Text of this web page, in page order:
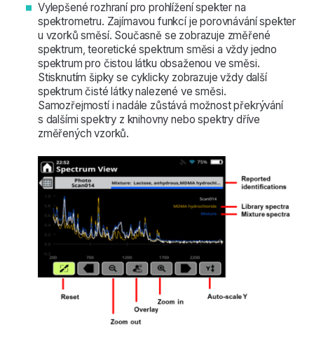
Vylepšené rozhraní pro prohlížení spekter na
spektrometru. Zajímavou funkcí je porovnávání spekter
u vzorků směsí. Současně se zobrazuje změřené
spektrum, teoretické spektrum směsi a vždy jedno
spektrum pro čistou látku obsaženou ve směsi.
Stisknutím šipky se cyklicky zobrazuje vždy další
spektrum čisté látky nalezené ve směsi.
Samozřejmostí i nadále zůstává možnost překrývání
s dalšími spektry z knihovny nebo spektry dříve
změřených vzorků.